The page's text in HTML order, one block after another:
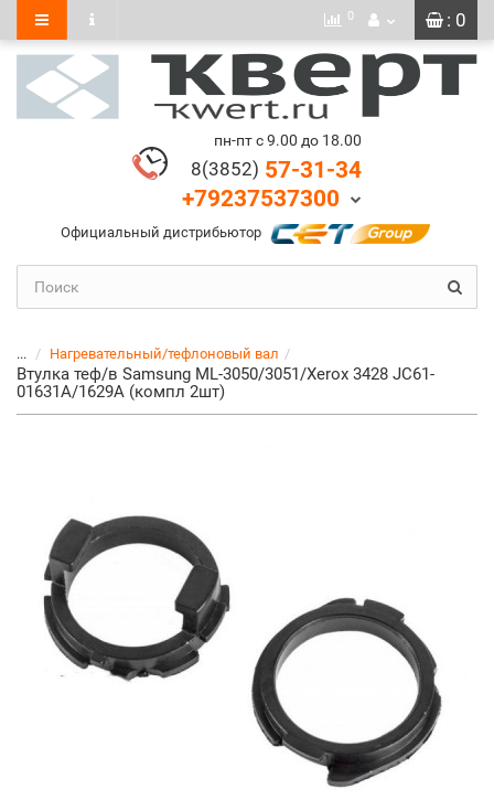
: 0
0
пн-пт с 9.00 до 18.00
8(3852) 57-31-34
+79237537300
Официальный дистрибьютор
... Нагревательный/тефлоновый вал
Втулка теф/в Samsung ML-3050/3051/Xerox 3428 JC61-
01631A/1629A (компл 2шт)